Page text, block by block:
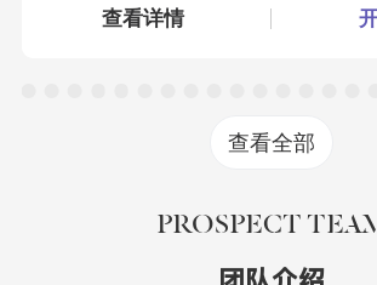
查看详情
查看全部
PROSPECT